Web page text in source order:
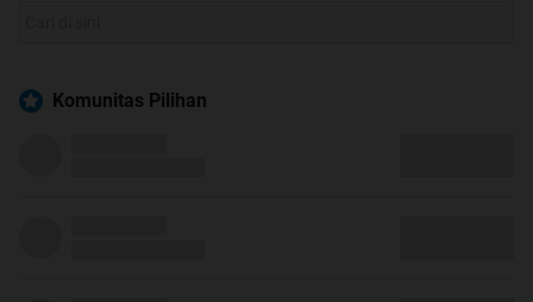
Komunitas Pilihan